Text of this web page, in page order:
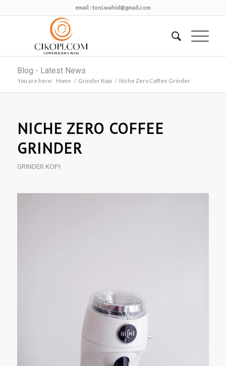
email : toni.wahid@gmail.com
Blog - Latest News
You are here: Home / Grinder Kopi / Niche Zero Coffee Grinder
NICHE ZERO COFFEE
GRINDER
GRINDER KOPI